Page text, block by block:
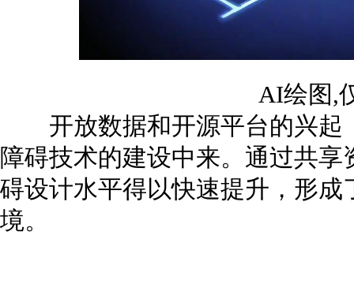
AI绘图,
开放数据和开源平台的兴起
障碍技术的建设中来。通过共
碍设计水平得以快速提升，形
境。